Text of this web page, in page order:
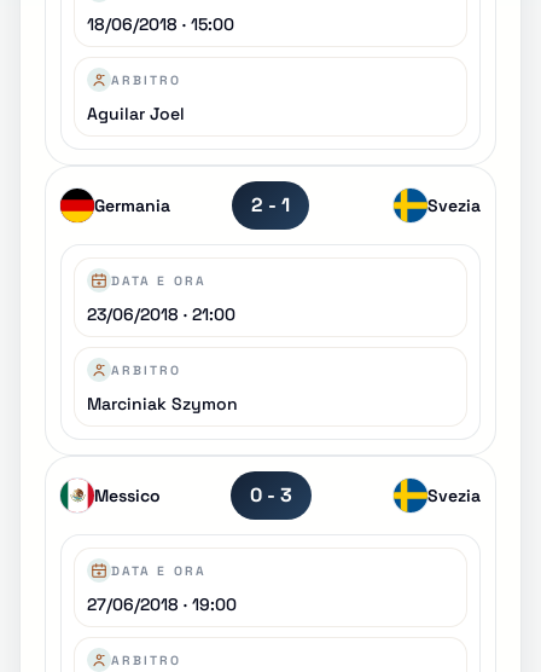
18/06/2018 · 15:00
ARBITRO
Aguilar Joel
Germania 2 - 1 Svezia
DATA E ORA
23/06/2018 · 21:00
ARBITRO
Marciniak Szymon
Messico 0 - 3 Svezia
DATA E ORA
27/06/2018 · 19:00
ARBITRO